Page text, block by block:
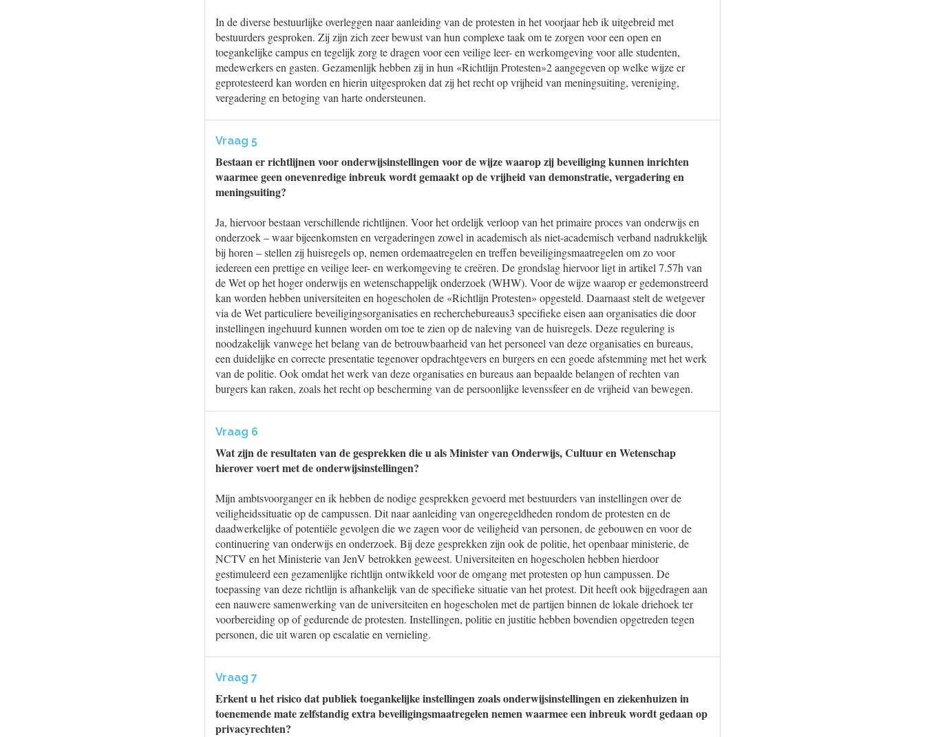
In de diverse bestuurlijke overleggen naar aanleiding van de protesten in het voorjaar heb ik uitgebreid met
bestuurders gesproken. Zij zijn zich zeer bewust van hun complexe taak om te zorgen voor een open en
toegankelijke campus en tegelijk zorg te dragen voor een veilige leer- en werkomgeving voor alle studenten,
medewerkers en gasten. Gezamenlijk hebben zij in hun «Richtlijn Protesten»2 aangegeven op welke wijze er
geprotesteerd kan worden en hierin uitgesproken dat zij het recht op vrijheid van meningsuiting, vereniging,
vergadering en betoging van harte ondersteunen.
Vraag 5
Bestaan er richtlijnen voor onderwijsinstellingen voor de wijze waarop zij beveiliging kunnen inrichten
waarmee geen onevenredige inbreuk wordt gemaakt op de vrijheid van demonstratie, vergadering en
meningsuiting?
Ja, hiervoor bestaan verschillende richtlijnen. Voor het ordelijk verloop van het primaire proces van onderwijs en
onderzoek – waar bijeenkomsten en vergaderingen zowel in academisch als niet-academisch verband nadrukkelijk
bij horen – stellen zij huisregels op, nemen ordemaatregelen en treffen beveiligingsmaatregelen om zo voor
iedereen een prettige en veilige leer- en werkomgeving te creëren. De grondslag hiervoor ligt in artikel 7.57h van
de Wet op het hoger onderwijs en wetenschappelijk onderzoek (WHW). Voor de wijze waarop er gedemonstreerd
kan worden hebben universiteiten en hogescholen de «Richtlijn Protesten» opgesteld. Daarnaast stelt de wetgever
via de Wet particuliere beveiligingsorganisaties en recherchebureaus3 specifieke eisen aan organisaties die door
instellingen ingehuurd kunnen worden om toe te zien op de naleving van de huisregels. Deze regulering is
noodzakelijk vanwege het belang van de betrouwbaarheid van het personeel van deze organisaties en bureaus,
een duidelijke en correcte presentatie tegenover opdrachtgevers en burgers en een goede afstemming met het werk
van de politie. Ook omdat het werk van deze organisaties en bureaus aan bepaalde belangen of rechten van
burgers kan raken, zoals het recht op bescherming van de persoonlijke levenssfeer en de vrijheid van bewegen.
Vraag 6
Wat zijn de resultaten van de gesprekken die u als Minister van Onderwijs, Cultuur en Wetenschap
hierover voert met de onderwijsinstellingen?
Mijn ambtsvoorganger en ik hebben de nodige gesprekken gevoerd met bestuurders van instellingen over de
veiligheidssituatie op de campussen. Dit naar aanleiding van ongeregeldheden rondom de protesten en de
daadwerkelijke of potentiële gevolgen die we zagen voor de veiligheid van personen, de gebouwen en voor de
continuering van onderwijs en onderzoek. Bij deze gesprekken zijn ook de politie, het openbaar ministerie, de
NCTV en het Ministerie van JenV betrokken geweest. Universiteiten en hogescholen hebben hierdoor
gestimuleerd een gezamenlijke richtlijn ontwikkeld voor de omgang met protesten op hun campussen. De
toepassing van deze richtlijn is afhankelijk van de specifieke situatie van het protest. Dit heeft ook bijgedragen aan
een nauwere samenwerking van de universiteiten en hogescholen met de partijen binnen de lokale driehoek ter
voorbereiding op of gedurende de protesten. Instellingen, politie en justitie hebben bovendien opgetreden tegen
personen, die uit waren op escalatie en vernieling.
Vraag 7
Erkent u het risico dat publiek toegankelijke instellingen zoals onderwijsinstellingen en ziekenhuizen in
toenemende mate zelfstandig extra beveiligingsmaatregelen nemen waarmee een inbreuk wordt gedaan op
privacyrechten?